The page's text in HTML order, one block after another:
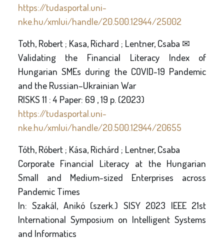
https://tudasportal.uni-
nke.hu/xmlui/handle/20.500.12944/25002
Toth, Robert ; Kasa, Richard ; Lentner, Csaba ✉
Validating the Financial Literacy Index of
Hungarian SMEs during the COVID-19 Pandemic
and the Russian–Ukrainian War
RISKS 11 : 4 Paper: 69 , 19 p. (2023)
https://tudasportal.uni-
nke.hu/xmlui/handle/20.500.12944/20655
Tóth, Róbert ; Kása, Richárd ; Lentner, Csaba
Corporate Financial Literacy at the Hungarian
Small and Medium-sized Enterprises across
Pandemic Times
In: Szakál, Anikó (szerk.) SISY 2023 IEEE 21st
International Symposium on Intelligent Systems
and Informatics